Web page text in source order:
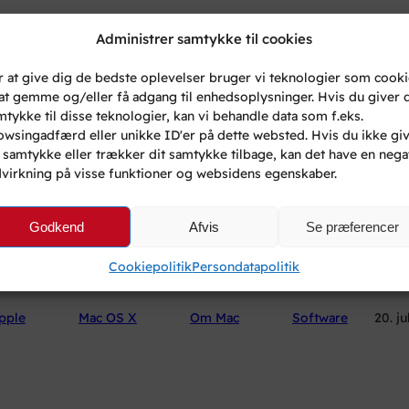
Administrer samtykke til cookies
at give dig de bedste oplevelser bruger vi teknologier som
gemme og/eller få adgang til enhedsoplysninger. Hvis du giver
til disse teknologier, kan vi behandle data som f.eks.
eller unikke ID'er på dette websted. Hvis du ikke
eller trækker dit samtykke tilbage, kan det have en
på visse funktioner og websidens egenskaber.
Godkend Afvis Se præferencer
CookiepolitikPersondatapolitik
Bær din MacBook med stil!
iPad Mac OS X MacBook Om Mac
X Lion er klar fra App Store til
Mac OS X Om Mac Software 20.